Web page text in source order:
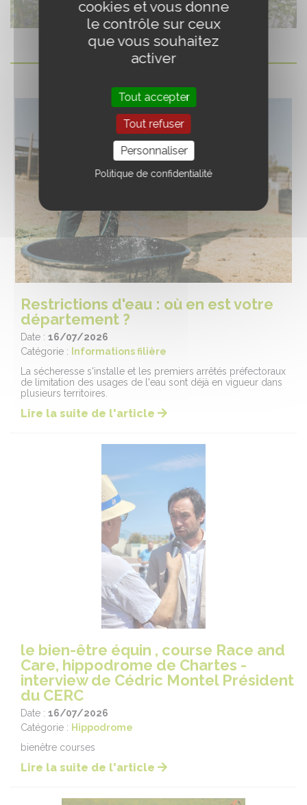
Restrictions d'eau : où en est votre
département ?
Date : 16/07/2026
Catégorie :
Informations filière
La sécheresse s'installe et les premiers arrêtés préfectoraux
de limitation des usages de l'eau sont déjà en vigueur dans
plusieurs territoires.
Lire la suite de l'article
le bien-être équin , course Race and
Care, hippodrome de Chartes -
interview de Cédric Montel Président
du CERC
Date : 16/07/2026
Catégorie : Hippodrome
bienêtre courses
Lire la suite de l'article
cookies et vous donne
le contrôle sur ceux
que vous souhaitez
activer
Tout accepter
Tout refuser
Personnaliser
Politique de confidentialité